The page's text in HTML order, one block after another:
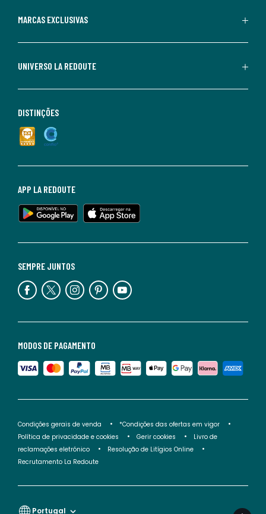
MARCAS EXCLUSIVAS
UNIVERSO LA REDOUTE
MODOS DE PAGAMENTO
SEMPRE JUNTOS
APP LA REDOUTE
DISTINÇÕES
Condições gerais de venda
*Condições das ofertas em vigor
Política de privacidade e cookies
Gerir cookies
Livro de
reclamações eletrónico
Resolução de Litígios Online
Recrutamento La Redoute
Portugal